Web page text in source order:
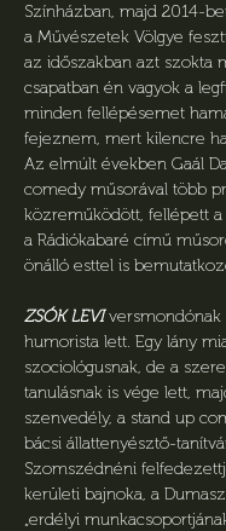
Színházban, majd 2014-
a Művészetek Völgye
az időszakban azt szokta
csapatban én vagyok a
minden fellépésemet
fejeznem, mert kilencre
Az elmúlt években Gaál
comedy műsorával több
közreműködött, fellépett
a Rádiókabaré című
önálló esttel is
ZSÓK LEVI versmondónak
humorista lett. Egy lány
szociológusnak, de a
tanulásnak is vége lett,
szenvedély, a stand up
bácsi állattenyésztő-
Szomszédnéni
kerületi bajnoka, a
„erdélyi